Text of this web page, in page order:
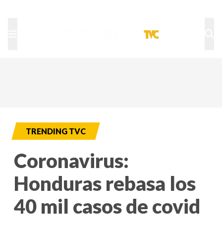
TRENDING TVC
Coronavirus:
Honduras rebasa los
40 mil casos de covid